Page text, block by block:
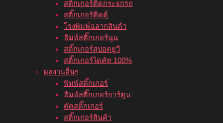
สติ๊กเกอร์ติดกระจกรถ
สติ๊กเกอร์ติดตู้
โรงพิมพ์ฉลากสินค้า
พิมพ์สติ๊กเกอร์นูน
สติ๊กเกอร์สปอตยูวี
สติ๊กเกอร์ไดคัท 100%
ผลงานอื่นๆ
พิมพ์สติ๊กเกอร์
พิมพ์สติ๊กเกอร์การ์ตูน
ตัดสติ๊กเกอร์
สติ๊กเกอร์สินค้า